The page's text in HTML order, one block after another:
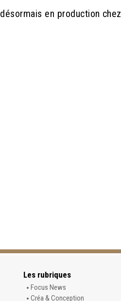
en production chez
Les rubriques
Focus News
Créa & Conception